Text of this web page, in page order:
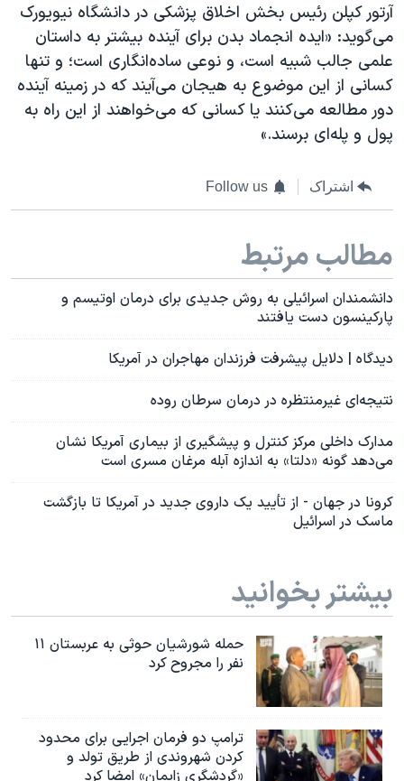
آرتور کپلن رئیس بخش اخلاق پزشکی در دانشگاه نیویورک
می‌گوید: «ایده انجماد بدن برای آینده بیشتر به داستان
علمی جالب شبیه است، و نوعی ساده‌انگاری است؛ و تنها
کسانی از این موضوع به هیجان می‌آیند که در زمینه آینده
دور مطالعه می‌کنند یا کسانی که می‌خواهند از این راه به
پول و پله‌ای برسند.»
اشتراک Follow us
مطالب مرتبط
دانشمندان اسرائیلی به روش جدیدی برای درمان اوتیسم و
پارکینسون دست یافتند
دیدگاه | دلایل‌ پیشرفت فرزندان مهاجران در آمریکا
نتیجه‌ای غیرمنتظره در درمان سرطان روده
مدارک داخلی مرکز کنترل و پیشگیری از بیماری آمریکا نشان
می‌دهد گونه «دلتا» به اندازه آبله مرغان مسری است
کرونا در جهان - از تأیید یک داروی جدید در آمریکا تا بازگشت
ماسک در اسرائیل
بیشتر بخوانید
حمله شورشیان حوثی به عربستان ۱۱
نفر را مجروح کرد
ترامپ دو فرمان اجرایی برای محدود
کردن شهروندی از طریق تولد و
«گردشگری زایمان» امضا کرد